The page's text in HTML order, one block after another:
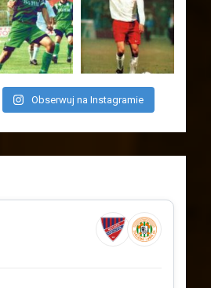
Obserwuj na Instagramie